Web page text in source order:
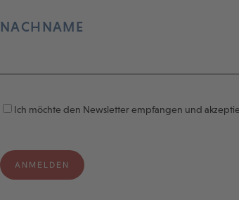
NACHNAME
Ich möchte den Newsletter empfangen und